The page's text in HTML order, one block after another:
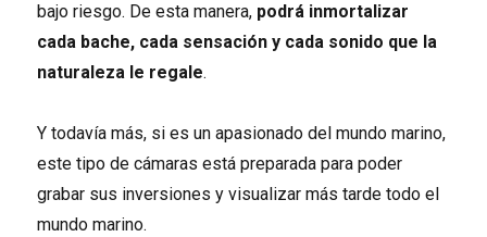
bajo riesgo. De esta manera, podrá inmortalizar
cada bache, cada sensación y cada sonido que la
naturaleza le regale.
Y todavía más, si es un apasionado del mundo marino,
este tipo de cámaras está preparada para poder
grabar sus inversiones y visualizar más tarde todo el
mundo marino.